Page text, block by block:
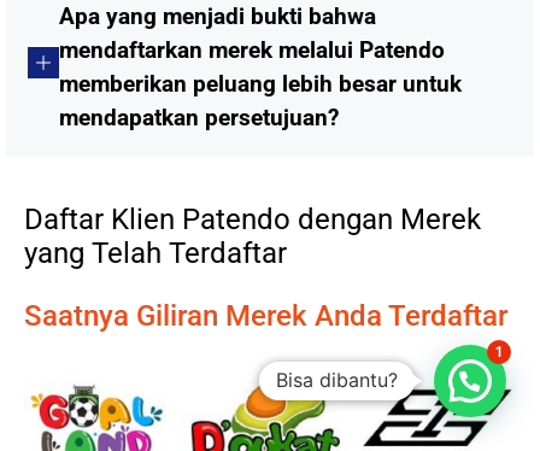
Apa yang menjadi bukti bahwa
mendaftarkan merek melalui Patendo
memberikan peluang lebih besar untuk
mendapatkan persetujuan?
Daftar Klien Patendo dengan Merek
yang Telah Terdaftar
Saatnya Giliran Merek Anda Terdaftar
Bisa dibantu?
1